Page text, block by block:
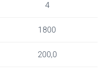
4
1800
200,0